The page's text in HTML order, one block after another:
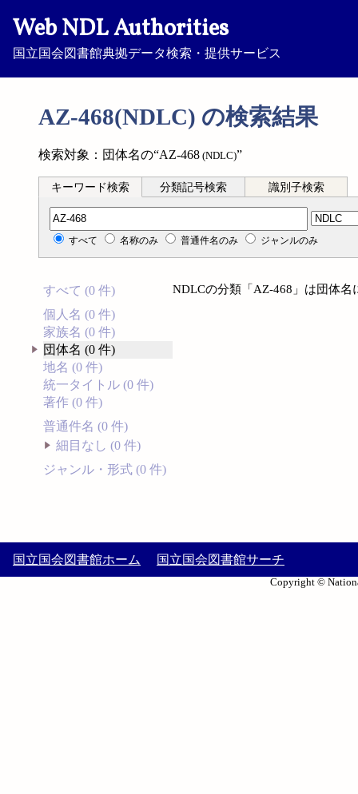
Web NDL Authorities
国立国会図書館典拠データ検索・提供サービス
AZ-468(NDLC) の検索結果
検索対象：団体名の“AZ-468 (NDLC)”
キーワード検索 分類記号検索 識別子検索
分類記号検索
すべて 名称のみ 普通件名のみ ジャンルのみ
すべて (0 件)
個人名 (0 件)
家族名 (0 件)
団体名 (0 件)
地名 (0 件)
統一タイトル (0 件)
著作 (0 件)
普通件名 (0 件)
細目なし (0 件)
ジャンル・形式 (0 件)
NDLCの分類「AZ-468」は団体
国立国会図書館ホーム 国立国会図書館サーチ
Copyright ©